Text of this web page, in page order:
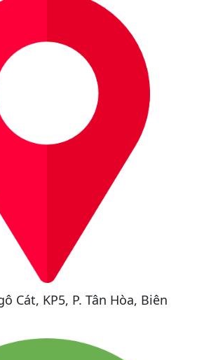
Cát, KP5, P. Tân Hòa, Biên